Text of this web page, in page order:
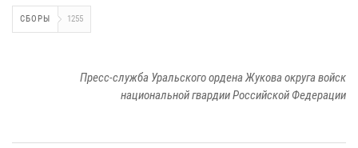
СБОРЫ 1255
Пресс-служба Уральского ордена Жукова округа войск
национальной гвардии Российской Федерации